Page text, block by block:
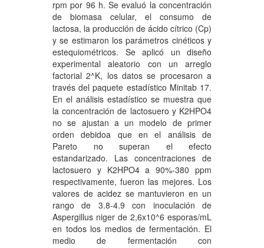
rpm por 96 h. Se evaluó la concentración
de biomasa celular, el consumo de
lactosa, la producción de ácido cítrico (Cp)
y se estimaron los parámetros cinéticos y
estequiométricos. Se aplicó un diseño
experimental aleatorio con un arreglo
factorial 2^K, los datos se procesaron a
través del paquete estadístico Minitab 17.
En el análisis estadístico se muestra que
la concentración de lactosuero y K2HPO4
no se ajustan a un modelo de primer
orden debidoa que en el análisis de
Pareto no superan el efecto
estandarizado. Las concentraciones de
lactosuero y K2HPO4 a 90%-380 ppm
respectivamente, fueron las mejores. Los
valores de acidez se mantuvieron en un
rango de 3.8-4.9 con inoculación de
Aspergillus niger de 2,6x10^6 esporas/mL
en todos los medios de fermentación. El
medio de fermentación con